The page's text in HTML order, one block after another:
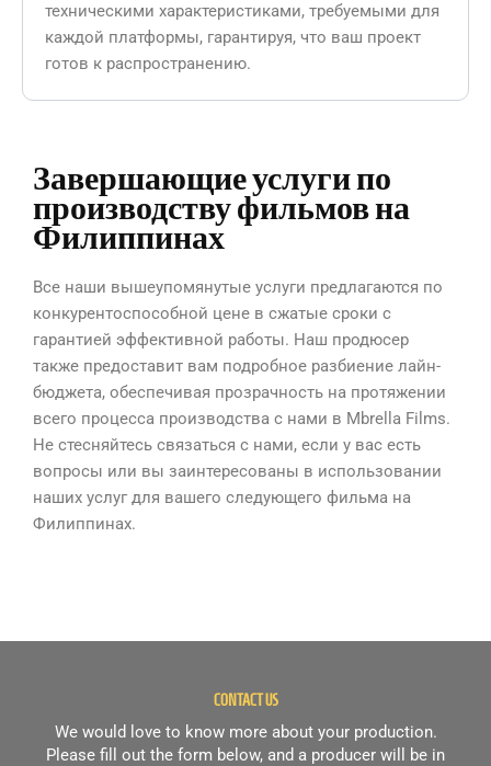
техническими характеристиками, требуемыми для
каждой платформы, гарантируя, что ваш проект
готов к распространению.
Завершающие услуги по
производству фильмов на
Филиппинах
Все наши вышеупомянутые услуги предлагаются по
конкурентоспособной цене в сжатые сроки с
гарантией эффективной работы. Наш продюсер
также предоставит вам подробное разбиение лайн-
бюджета, обеспечивая прозрачность на протяжении
всего процесса производства с нами в Mbrella Films.
Не стесняйтесь связаться с нами, если у вас есть
вопросы или вы заинтересованы в использовании
наших услуг для вашего следующего фильма на
Филиппинах.
CONTACT US
We would love to know more about your production.
Please fill out the form below, and a producer will be in